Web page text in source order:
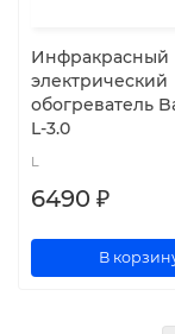
Инфракрасный
электрический
обогреватель
L-3.0
L
6490 ₽
В